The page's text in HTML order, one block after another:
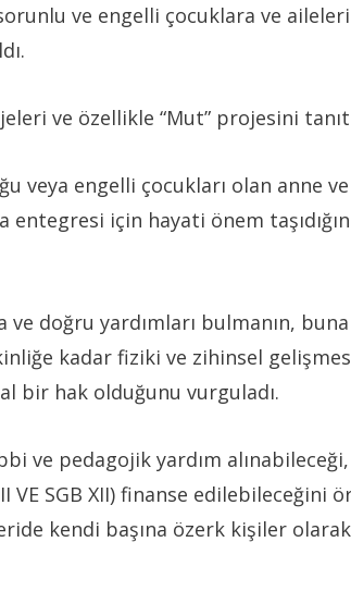
ve engelli çocuklara ve
ve özellikle “Mut” projesini
veya engelli çocukları olan anne
entegresi için hayati önem
doğru yardımları bulmanın,
kadar fiziki ve zihinsel
bir hak olduğunu vurguladı.
ve pedagojik yardım
VE SGB XII) finanse
kendi başına özerk kişiler